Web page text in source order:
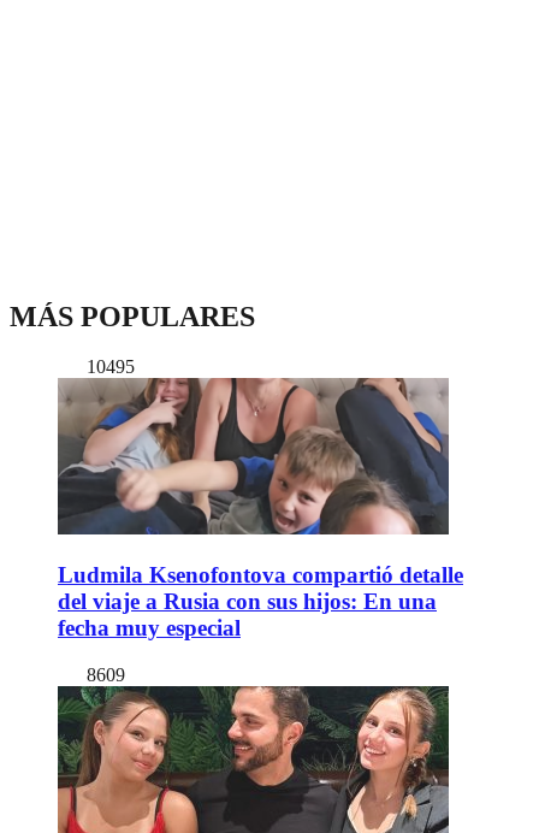
MÁS POPULARES
10495
Ludmila Ksenofontova compartió detalle
del viaje a Rusia con sus hijos: En una
fecha muy especial
8609